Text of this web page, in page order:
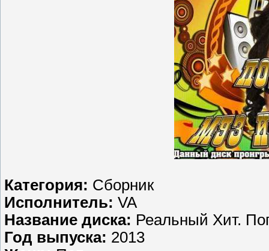
Категория: Сборник
Исполнитель: VA
Название диска: Реальный Хит.
Год выпуска: 2013